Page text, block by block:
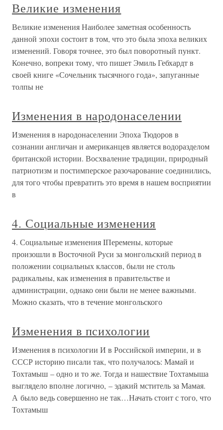
Великие изменения
Великие изменения Наиболее заметная особенность
данной эпохи состоит в том, что это была эпоха великих
изменений. Говоря точнее, это был поворотный пункт.
Конечно, вопреки тому, что пишет Эмиль Гебхардт в
своей книге «Сочельник тысячного года», запуганные
толпы не
Изменения в народонаселении
Изменения в народонаселении Эпоха Тюдоров в
сознании англичан и американцев является водоразделом
британской истории. Восхваление традиции, природный
патриотизм и постимперское разочарование соединились,
для того чтобы превратить это время в нашем восприятии
в
4. Социальные изменения
4. Социальные изменения IПеремены, которые
произошли в Восточной Руси за монгольский период в
положении социальных классов, были не столь
радикальны, как изменения в правительстве и
администрации, однако они были не менее важными.
Можно сказать, что в течение монгольского
Изменения в психологии
Изменения в психологии И в Российской империи, и в
СССР историю писали так, что получалось: Мамай и
Тохтамыш – одно и то же. Тогда и нашествие Тохтамыша
выглядело вполне логично, – эдакий мститель за Мамая.
А было ведь совершенно не так…Начать стоит с того, что
Тохтамыш